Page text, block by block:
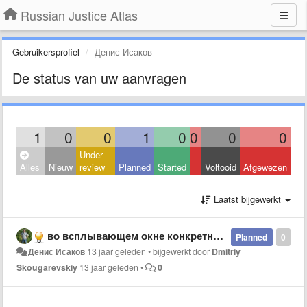
Russian Justice Atlas
Gebruikersprofiel Денис Исаков
De status van uw aanvragen
1 0 0 1 0 0 0 0
Alles Nieuw
Under
review
Planned Started Voltooid Afgewezen
Laatst bijgewerkt
0
Planned
во всплывающем окне конкретного суда некоторые данные неходятся за границей окна и не видны. нет возможности увеличить размер окна конкретного суда
Денис Исаков 13 jaar geleden •bijgewerkt door Dmitriy
Skougarevskiy 13 jaar geleden • 0